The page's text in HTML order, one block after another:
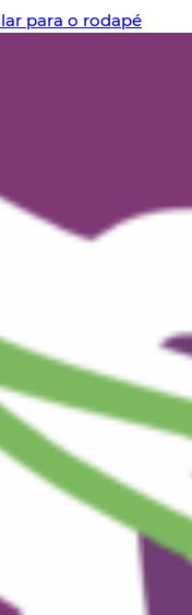
para o rodapé